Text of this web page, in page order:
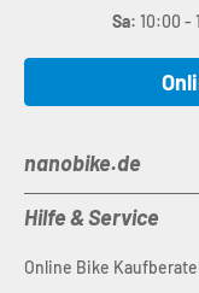
Sa: 10:00 -
nanobike.de
Hilfe & Service
Online Bike